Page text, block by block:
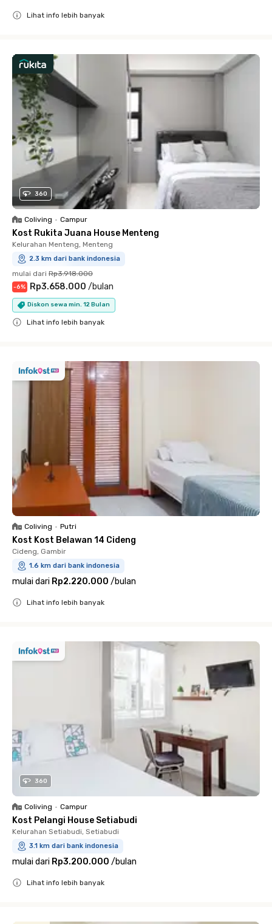
Lihat info lebih banyak
360
Coliving • Campur
Kost Rukita Juana House Menteng
Kelurahan Menteng, Menteng
2.3 km dari bank indonesia
mulai dari Rp3.918.000
-6% Rp3.658.000 /bulan
Diskon sewa min. 12 Bulan
Lihat info lebih banyak
Coliving • Putri
Kost Kost Belawan 14 Cideng
Cideng, Gambir
1.6 km dari bank indonesia
mulai dari Rp2.220.000 /bulan
Lihat info lebih banyak
360
Coliving • Campur
Kost Pelangi House Setiabudi
Kelurahan Setiabudi, Setiabudi
3.1 km dari bank indonesia
mulai dari Rp3.200.000 /bulan
Lihat info lebih banyak